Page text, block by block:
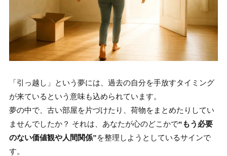
「引っ越し」という夢には、過去の自分を手放すタイミング
が来ているという意味も込められています。
夢の中で、古い部屋を片づけたり、荷物をまとめたりしてい
ませんでしたか？ それは、あなたが心のどこかで“もう必要
のない価値観や人間関係”を整理しようとしているサインで
す。